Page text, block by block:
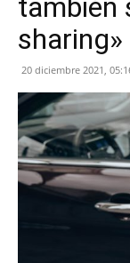
también
sharing»
20 diciembre 2021,